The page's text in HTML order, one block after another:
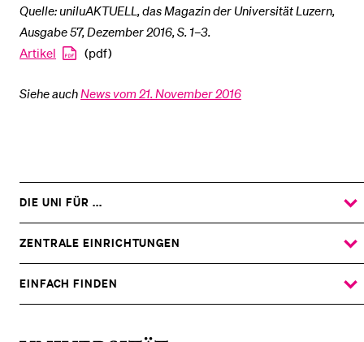
Quelle: uniluAKTUELL, das Magazin der Universität Luzern,
Ausgabe 57, Dezember 2016, S. 1–3.
Artikel
(pdf)
Siehe auchNews vom 21. November 2016
DIE UNI FÜR ...
ZEIGE
DAS
UNTERMENÜ
ZENTRALE EINRICHTUNGEN
ZEIGE
DAS
UNTERMENÜ
EINFACH FINDEN
ZEIGE
DAS